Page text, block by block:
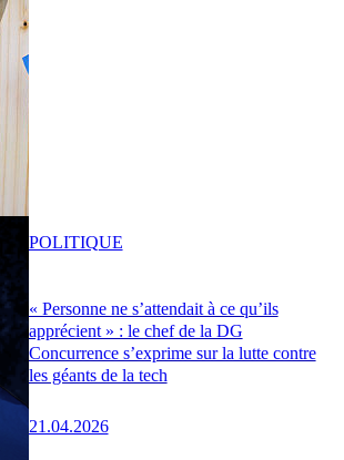
« Personne ne s’attendait à ce qu’ils
apprécient » : le chef de la DG
Concurrence s’exprime sur la lutte contre
les géants de la tech
21.04.2026
POLITIQUE